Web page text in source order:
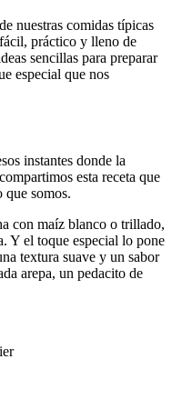
nuestras comidas típicas
práctico y lleno de
sencillas para preparar
especial que nos
instantes donde la
esta receta que
que somos.
con maíz blanco o trillado,
Y el toque especial lo pone
textura suave y un sabor
arepa, un pedacito de